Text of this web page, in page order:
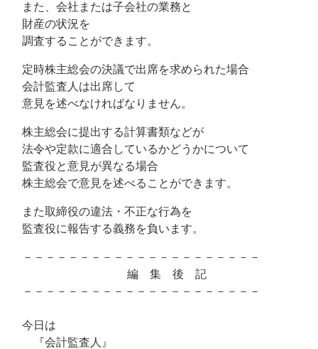
また、会社または子会社の業務と
財産の状況を
調査することができます。
定時株主総会の決議で出席を求められた場合
会計監査人は出席して
意見を述べなければなりません。
株主総会に提出する計算書類などが
法令や定款に適合しているかどうかについて
監査役と意見が異なる場合
株主総会で意見を述べることができます。
また取締役の違法・不正な行為を
監査役に報告する義務を負います。
－－－－－－－－－－－－－－－－－－－－－
編 集 後 記
－－－－－－－－－－－－－－－－－－－－－
今日は
『会計監査人』